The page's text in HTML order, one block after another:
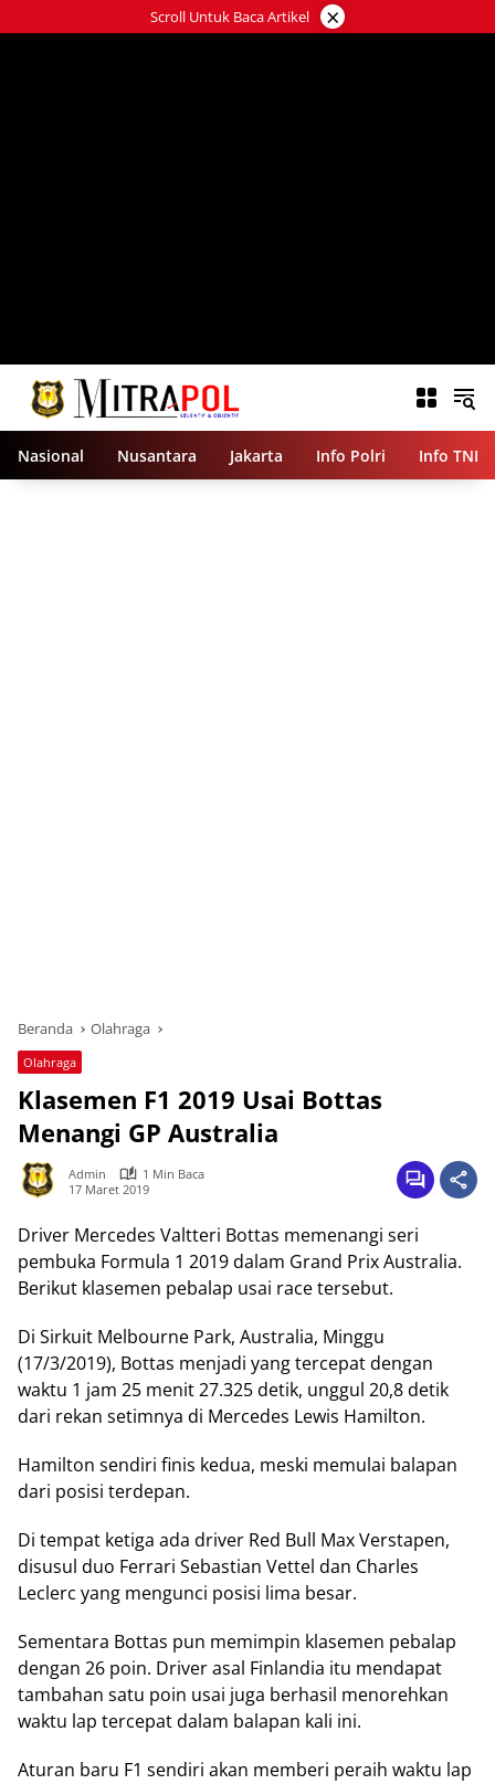
ke
Scroll Untuk Baca Artikel ×
Nasional Nusantara Jakarta Info Polri Info TNI
Beranda Olahraga
Olahraga
Klasemen F1 2019 Usai Bottas
Menangi GP Australia
Admin
1 Min Baca
17 Maret 2019
Driver Mercedes Valtteri Bottas memenangi seri
pembuka Formula 1 2019 dalam Grand Prix Australia.
Berikut klasemen pebalap usai race tersebut.
Di Sirkuit Melbourne Park, Australia, Minggu
(17/3/2019), Bottas menjadi yang tercepat dengan
waktu 1 jam 25 menit 27.325 detik, unggul 20,8 detik
dari rekan setimnya di Mercedes Lewis Hamilton.
Hamilton sendiri finis kedua, meski memulai balapan
dari posisi terdepan.
Di tempat ketiga ada driver Red Bull Max Verstapen,
disusul duo Ferrari Sebastian Vettel dan Charles
Leclerc yang mengunci posisi lima besar.
Sementara Bottas pun memimpin klasemen pebalap
dengan 26 poin. Driver asal Finlandia itu mendapat
tambahan satu poin usai juga berhasil menorehkan
waktu lap tercepat dalam balapan kali ini.
Aturan baru F1 sendiri akan memberi peraih waktu lap